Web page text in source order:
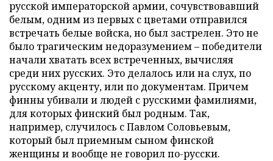
русской императорской армии, сочувствовавший
белым, одним из первых с цветами отправился
встречать белые войска, но был застрелен. Это не
было трагическим недоразумением – победители
начали хватать всех встреченных, вычисляя
среди них русских. Это делалось или на слух, по
русскому акценту, или по документам. Причем
финны убивали и людей с русскими фамилиями,
для которых финский был родным. Так,
например, случилось с Павлом Соловьевым,
который был приемным сыном финской
женщины и вообще не говорил по-русски.